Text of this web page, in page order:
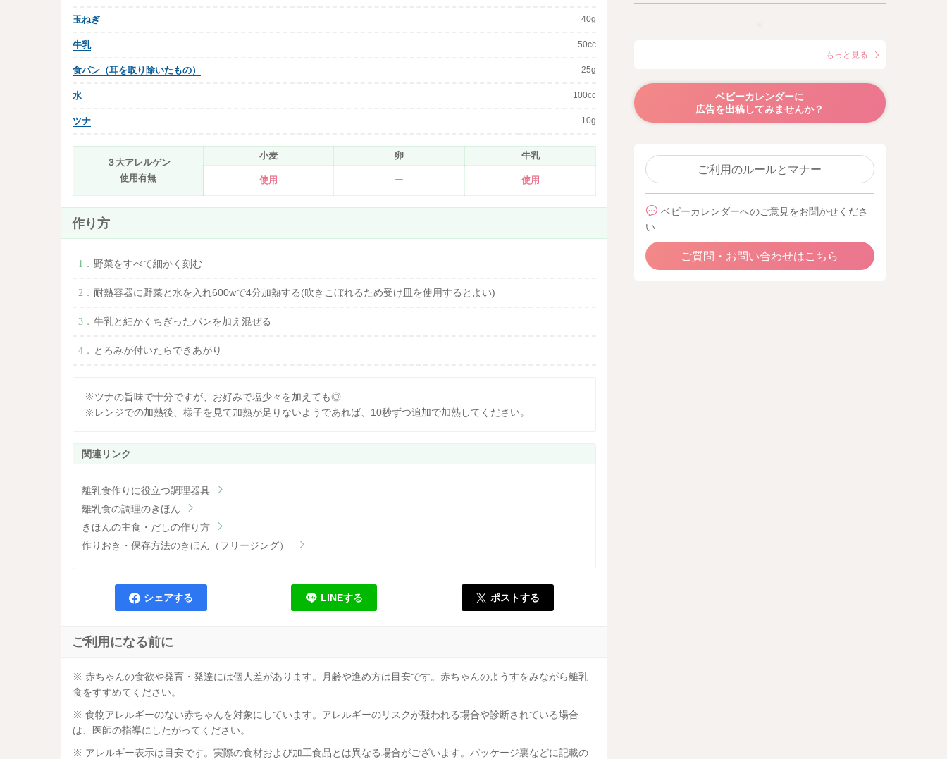
玉ねぎ 40g
牛乳 50cc
食パン（耳を取り除いたもの） 25g
水 100cc
ツナ 10g
３大アレルゲン
使用有無
小麦 卵 牛乳
使用 ー 使用
作り方
野菜をすべて細かく刻む
耐熱容器に野菜と水を入れ600wで4分加熱する(吹きこぼれるため受け皿を使用するとよい)
牛乳と細かくちぎったパンを加え混ぜる
とろみが付いたらできあがり
※ツナの旨味で十分ですが、お好みで塩少々を加えても◎
※レンジでの加熱後、様子を見て加熱が足りないようであれば、10秒ずつ追加で加熱してください。
離乳食作りに役立つ調理器具
離乳食の調理のきほん
きほんの主食・だしの作り方
作りおき・保存方法のきほん（フリージング）
シェアする LINEする ポストする
ご利用になる前に
※ 赤ちゃんの食欲や発育・発達には個人差があります。月齢や進め方は目安です。赤ちゃんのようすをみながら離乳
食をすすめてください。
※ 食物アレルギーのない赤ちゃんを対象にしています。アレルギーのリスクが疑われる場合や診断されている場合
は、医師の指導にしたがってください。
※ アレルギー表示は目安です。実際の食材および加工食品とは異なる場合がございます。パッケージ裏などに記載の
もっと見る
ベビーカレンダーに
広告を出稿してみませんか？
ご利用のルールとマナー
ベビーカレンダーへのご意見をお聞かせくださ
い
ご質問・お問い合わせはこちら